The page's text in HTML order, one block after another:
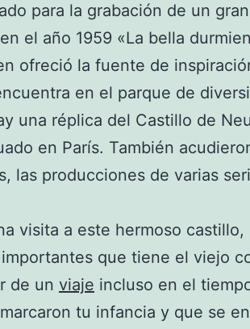
para la grabación de un
el año 1959 «La bella
ofreció la fuente de
en el parque de
una réplica del Castillo de
en París. También
las producciones de varias
visita a este hermoso castillo,
que tiene el viejo
de un viaje incluso en el
tu infancia y que se